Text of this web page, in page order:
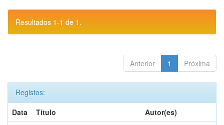
Resultados 1-1 de 1.
Anterior 1 Próxima
Registos:
Data
Título
Autor(es)